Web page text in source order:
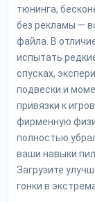
тюнинга,
без рекламы —
файла. В
испытать
спусках,
подвески и
привязки к
фирменную
полностью
ваши навыки
Загрузите
гонки в